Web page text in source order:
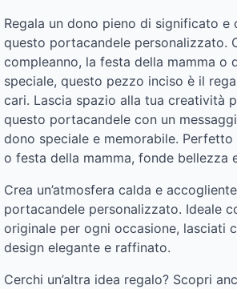
Regala un dono pieno di significato e
questo portacandele personalizzato.
compleanno, la festa della mamma o
speciale, questo pezzo inciso è il
cari. Lascia spazio alla tua creatività
questo portacandele con un
dono speciale e memorabile.
o festa della mamma, fonde bellezza
Crea un’atmosfera calda e
portacandele personalizzato. Ideale
originale per ogni occasione, lasciati
design elegante e raffinato.
Cerchi un’altra idea regalo? Scopri